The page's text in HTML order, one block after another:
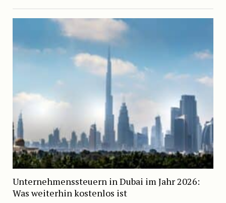
Unternehmenssteuern in Dubai im Jahr 2026:
Was weiterhin kostenlos ist